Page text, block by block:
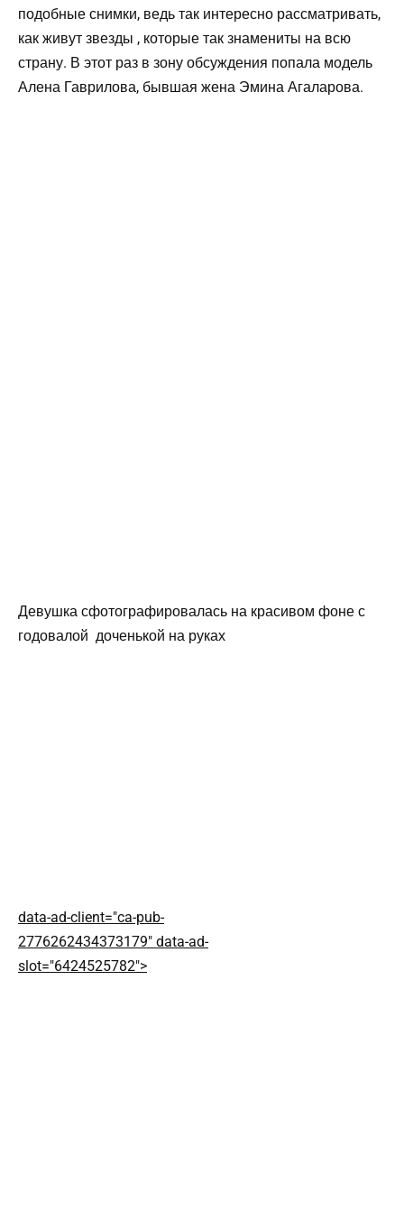
подобные снимки, ведь так интересно рассматривать,
как живут звезды , которые так знамениты на всю
страну. В этот раз в зону обсуждения попала модель
Алена Гаврилова, бывшая жена Эмина Агаларова.
Девушка сфотографировалась на красивом фоне с
годовалой доченькой на руках
data-ad-client="ca-pub-
2776262434373179" data-ad-
slot="6424525782">